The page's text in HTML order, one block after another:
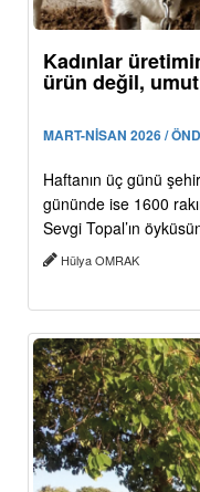
Kadınlar
ürün değil,
MART-NİSAN 2026 /
Haftanın üç günü
gününde ise 1600
Sevgi Topal’ın
Hülya OMRAK